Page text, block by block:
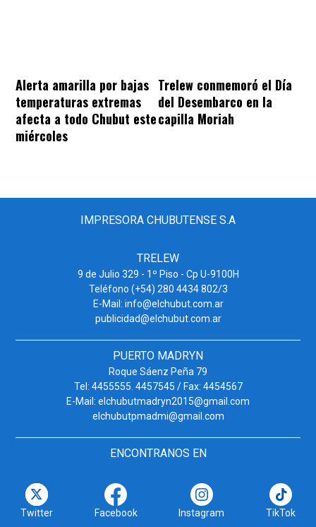
Alerta amarilla por bajas
temperaturas extremas
afecta a todo Chubut este
miércoles
Trelew conmemoró el Día
del Desembarco en la
capilla Moriah
IMPRESORA CHUBUTENSE S.A
TRELEW
9 de Julio 329 - 1º Piso - Cp U-9100H
Teléfono (+54) 280 4434 802/3
E-Mail: info@elchubut.com.ar
publicidad@elchubut.com.ar
PUERTO MADRYN
Roque Sáenz Peña 79
Tel: 4455555. 4457545 / Fax: 4454567
E-Mail: elchubutmadryn2015@gmail.com
elchubutpmadmi@gmail.com
ENCONTRANOS EN
Twitter Facebook Instagram TikTok